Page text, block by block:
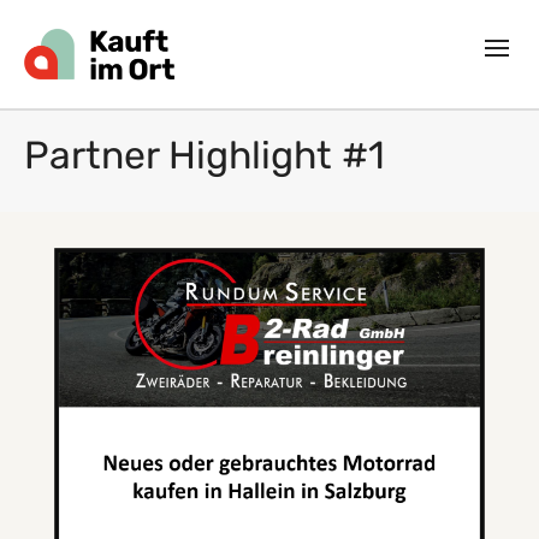
Partner Highlight #1